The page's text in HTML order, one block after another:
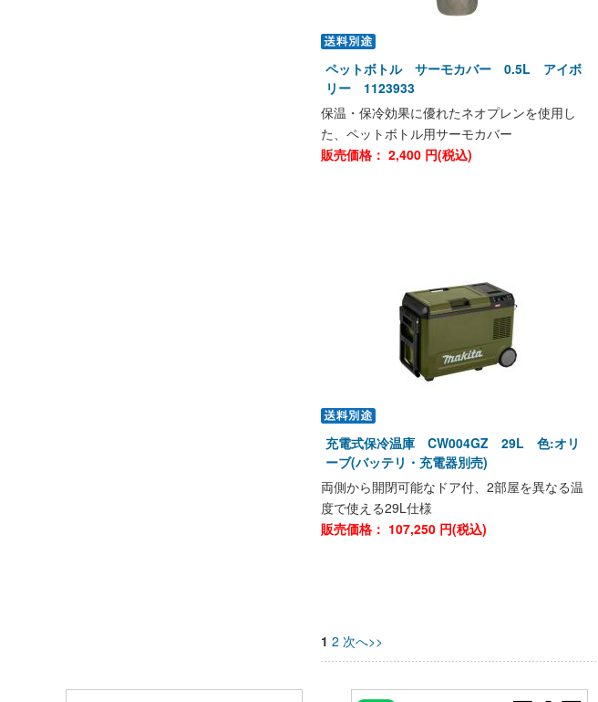
ペットボトル サーモカバー 0.5L アイボ
リー 1123933
保温・保冷効果に優れたネオプレンを使用し
た、ペットボトル用サーモカバー
販売価格： 2,400 円(税込)
充電式保冷温庫 CW004GZ 29L 色:オリ
ーブ(バッテリ・充電器別売)
両側から開閉可能なドア付、2部屋を異なる温
度で使える29L仕様
販売価格： 107,250 円(税込)
1 2 次へ>>